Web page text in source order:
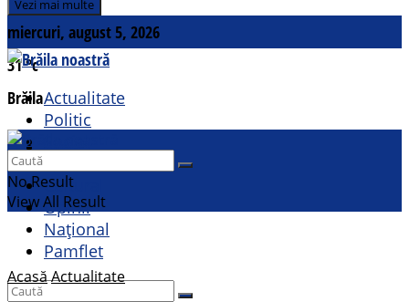
Vezi mai multe
miercuri, august 5, 2026
31°c
Brăila
Contact
Actualitate
Politic
Cultural
Opinii
Național
Pamflet
No Result
View All Result
AcasăActualitate